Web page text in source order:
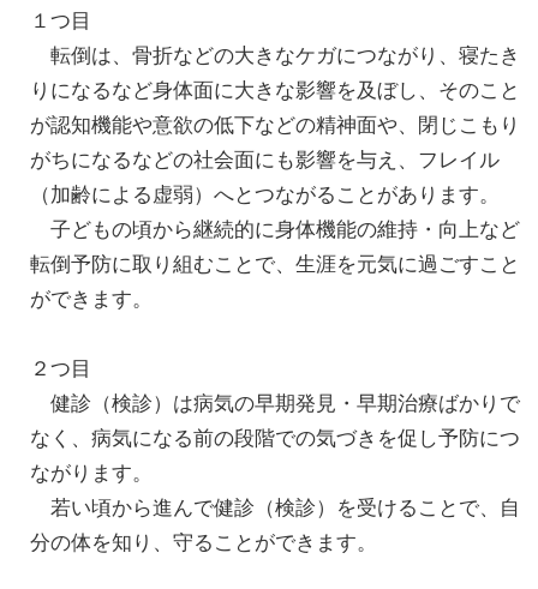
１つ目
転倒は、骨折などの大きなケガにつながり、寝たき
りになるなど身体面に大きな影響を及ぼし、そのこと
が認知機能や意欲の低下などの精神面や、閉じこもり
がちになるなどの社会面にも影響を与え、フレイル
（加齢による虚弱）へとつながることがあります。
子どもの頃から継続的に身体機能の維持・向上など
転倒予防に取り組むことで、生涯を元気に過ごすこと
ができます。
２つ目
健診（検診）は病気の早期発見・早期治療ばかりで
なく、病気になる前の段階での気づきを促し予防につ
ながります。
若い頃から進んで健診（検診）を受けることで、自
分の体を知り、守ることができます。